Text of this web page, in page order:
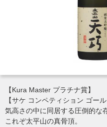
【Kura Master プラチナ賞】
【サケ コンペティション ゴール
気高さの中に同居する圧倒的な
これぞ太平山の真骨頂。